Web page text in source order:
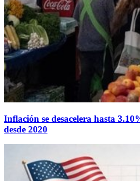
Inflación se desacelera hasta
desde 2020